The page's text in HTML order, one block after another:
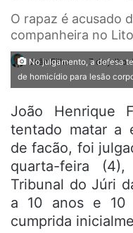
O rapaz é acusado
companheira no
João Filho 7 de julho
No julgamento, a defesa
de homicídio para lesão
João Henrique
tentado matar a
de facão, foi
quarta-feira
Tribunal do Júri
a 10 anos e 10
cumprida